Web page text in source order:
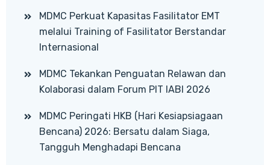
MDMC Perkuat Kapasitas Fasilitator EMT
melalui Training of Fasilitator Berstandar
Internasional
MDMC Tekankan Penguatan Relawan dan
Kolaborasi dalam Forum PIT IABI 2026
MDMC Peringati HKB (Hari Kesiapsiagaan
Bencana) 2026: Bersatu dalam Siaga,
Tangguh Menghadapi Bencana